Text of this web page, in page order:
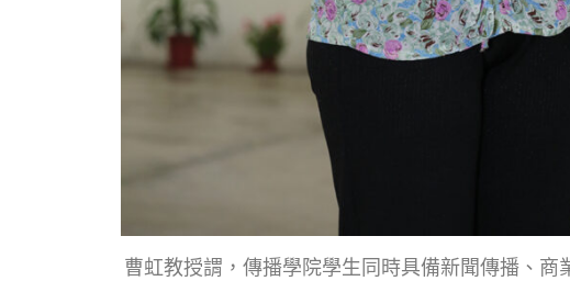
曹虹教授謂，傳播學院學生同時具備新聞傳播、商